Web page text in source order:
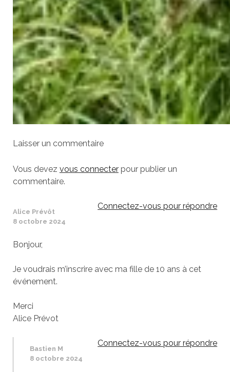
Laisser un commentaire
Vous devez vous connecterpour publier un
commentaire.
Alice Prévôt
8 octobre 2024
Connectez-vous pour répondre
Bonjour,
Je voudrais m’inscrire avec ma fille de 10 ans à cet
événement.
Merci
Alice Prévot
Bastien M
8 octobre 2024
Connectez-vous pour répondre